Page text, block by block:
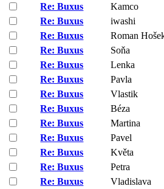
Re: Buxus
Kamco
Re: Buxus
iwashi
Re: Buxus
Roman
Re: Buxus
Soňa
Re: Buxus
Lenka
Re: Buxus
Pavla
Re: Buxus
Vlastik
Re: Buxus
Béza
Re: Buxus
Martina
Re: Buxus
Pavel
Re: Buxus
Květa
Re: Buxus
Petra
Re: Buxus
Vladislava